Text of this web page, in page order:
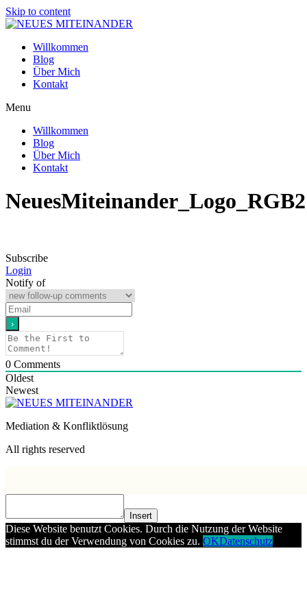
Skip to content
Willkommen
Blog
Über Mich
Kontakt
Menu
Willkommen
Blog
Über Mich
Kontakt
NeuesMiteinander_Logo_RGB2
Subscribe
Login
Notify of
0 Comments
Oldest
Newest
Mediation & Konfliktlösung
All rights reserved
Insert
Diese Website benutzt Cookies. Durch die Nutzung der Website
stimmst du der Verwendung von Cookies zu. OKDatenschutz